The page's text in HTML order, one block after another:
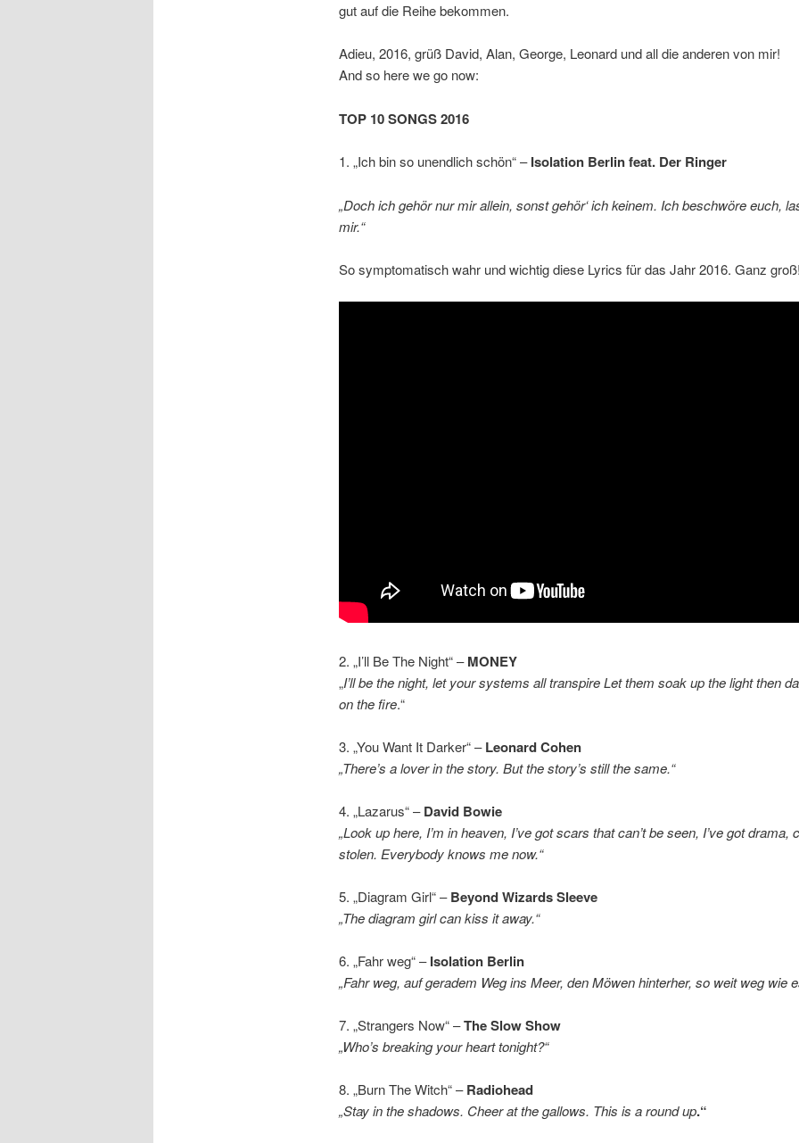
gut auf die Reihe bekommen.
Adieu, 2016, grüß David, Alan, George, Leonard und all die anderen von mir!
And so here we go now:
TOP 10 SONGS 2016
1. „Ich bin so unendlich schön“ –Isolation Berlin feat. Der Ringer
„Doch ich gehör nur mir allein, sonst gehör‘ ich keinem. Ich beschwöre euch,
mir.“
So symptomatisch wahr und wichtig diese Lyrics für das Jahr 2016. Ganz groß!
2. „I’ll Be The Night“ –MONEY
„I’ll be the night, let your systems all transpire Let them soak up the light then
on the fire.“
3. „You Want It Darker“ –Leonard Cohen
„There’s a lover in the story. But the story’s still the same.“
4. „Lazarus“ –David Bowie
„Look up here, I’m in heaven, I’ve got scars that can’t be seen, I’ve got drama,
stolen. Everybody knows me now.“
5. „Diagram Girl“ –Beyond Wizards Sleeve
„The diagram girl can kiss it away.“
6. „Fahr weg“ –Isolation Berlin
„Fahr weg, auf geradem Weg ins Meer, den Möwen hinterher, so weit weg wie
7. „Strangers Now“ –The Slow Show
„Who’s breaking your heart tonight?“
8. „Burn The Witch“ –Radiohead
„Stay in the shadows. Cheer at the gallows. This is a round up.“